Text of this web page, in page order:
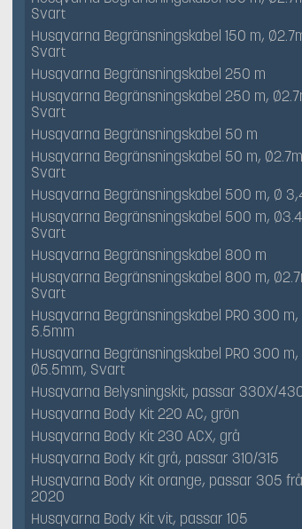
Svart
Husqvarna Begränsningskabel 150 m,
Svart
Husqvarna Begränsningskabel 250 m
Husqvarna Begränsningskabel 250 m,
Svart
Husqvarna Begränsningskabel 50 m
Husqvarna Begränsningskabel 50 m,
Svart
Husqvarna Begränsningskabel 500 m, Ø
Husqvarna Begränsningskabel 500 m,
Svart
Husqvarna Begränsningskabel 800 m
Husqvarna Begränsningskabel 800 m,
Svart
Husqvarna Begränsningskabel PRO 300 m,
5.5mm
Husqvarna Begränsningskabel PRO 300 m,
Ø5.5mm, Svart
Husqvarna Belysningskit, passar 330X/
Husqvarna Body Kit 220 AC, grön
Husqvarna Body Kit 230 ACX, grå
Husqvarna Body Kit grå, passar 310/315
Husqvarna Body Kit orange, passar 305
2020
Husqvarna Body Kit vit, passar 105